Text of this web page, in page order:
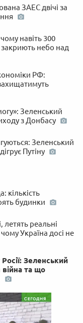
ЗАЕС двічі за
навіть 300
небо над
РФ:
Зеленський
з Донбасу
Зеленський
Путіну
кількість
будинки
реальні
Україна досі не
Зеленський
та що